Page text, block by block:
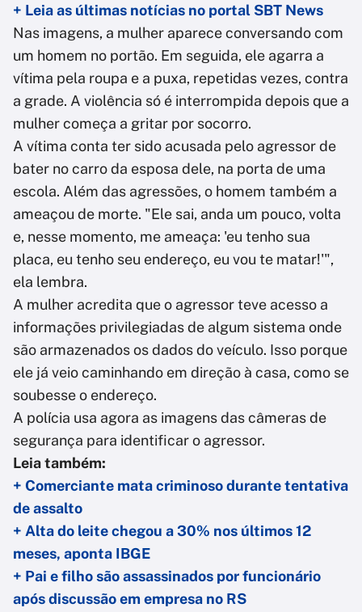
+ Leia as últimas notícias no portal SBT News
Nas imagens, a mulher aparece conversando com
um homem no portão. Em seguida, ele agarra a
vítima pela roupa e a puxa, repetidas vezes, contra
a grade. A violência só é interrompida depois que a
mulher começa a gritar por socorro.
A vítima conta ter sido acusada pelo agressor de
bater no carro da esposa dele, na porta de uma
escola. Além das agressões, o homem também a
ameaçou de morte. "Ele sai, anda um pouco, volta
e, nesse momento, me ameaça: 'eu tenho sua
placa, eu tenho seu endereço, eu vou te matar!'",
ela lembra.
A mulher acredita que o agressor teve acesso a
informações privilegiadas de algum sistema onde
são armazenados os dados do veículo. Isso porque
ele já veio caminhando em direção à casa, como se
soubesse o endereço.
A polícia usa agora as imagens das câmeras de
segurança para identificar o agressor.
Leia também:
+ Comerciante mata criminoso durante tentativa
de assalto
+ Alta do leite chegou a 30% nos últimos 12
meses, aponta IBGE
+ Pai e filho são assassinados por funcionário
após discussão em empresa no RS